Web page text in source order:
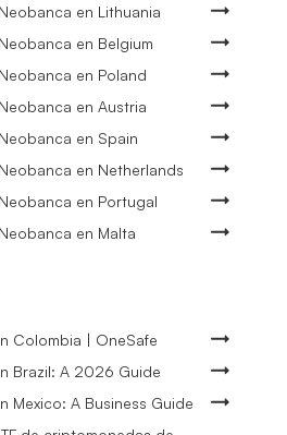
en Lithuania
en Belgium
en Poland
en Austria
en Spain
en Netherlands
en Portugal
en Malta
Colombia | OneSafe
Brazil: A 2026 Guide
Mexico: A Business Guide